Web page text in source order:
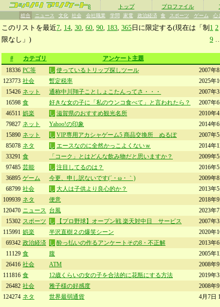
β トップ プロファイル
総合 ニュース 文化 社会 会社職業 学問 家電 政治経済 食 スポーツ ゲーム 心
このリストを最近7 14 30 60 90 183 365日に限定する(現在は「制
限なし」)
1 2
9
# カテゴリ
アンケート主題
18336 PC等 し 使っているトリップ探しツール
2007年
123773 社会 暫定税率
2025年
15426 ネット 通称中川翔子ことしょこたんってさ・・・
2007年
16598 食 好きな女の子に「私のウンコ食べて」と言われたら？
2007年
46511 娯楽 し 滋賀県のおすすめ観光名所
2010年
79827 ネット Yahoo!の印象
2014年
15890 ネット し VIP専用アカシャゲーム5 商品交換所 ぬるぽ
2007年
85078 ネタ し エースなのに全然かっこよくないｗ
2014年
33291 食 「コーク」とはどんな飲み物だと思いますか？
2009年
97485 芸能 し 注目してるのは？
2016年
36895 ゲーム 今更、申し訳ないです(´・ω・｀)
2009年
68799 社会 し 大人は子供より良心的か？
2013年
109939 ネタ 便意
2018年
120470 ニュース 台風
2023年
15302 スポーツ し 【プロ野球】オープン戦 楽天対中日 サービス
2007年
115991 娯楽 半沢直樹２の爆笑シーン
2020年
69342 政治経済 し 酔っ払いの作るアンケートその8・不正解
2013年
11129 食 腹
2005年
26416 社会 ATM
2008年
111816 食 12歳くらいの女の子を合法的に花瓶にする方法
2019年
26482 社会 雅子様の好感度
2008年
124274 ネタ 世界最弱通貨 4月7日